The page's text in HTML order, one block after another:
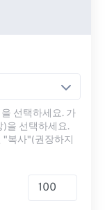
선택하세요. 가
을 선택하세요.
복사"(권장하지